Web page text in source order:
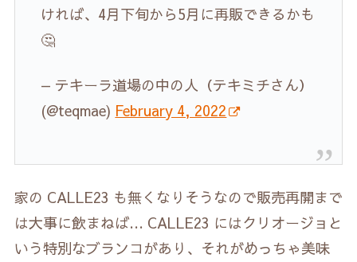
ければ、4月下旬から5月に再販できるかも
🤔
— テキーラ道場の中の人（テキミチさん）
(@teqmae) February 4, 2022
家の CALLE23 も無くなりそうなので販売再開まで
は大事に飲まねば… CALLE23 にはクリオージョと
いう特別なブランコがあり、それがめっちゃ美味